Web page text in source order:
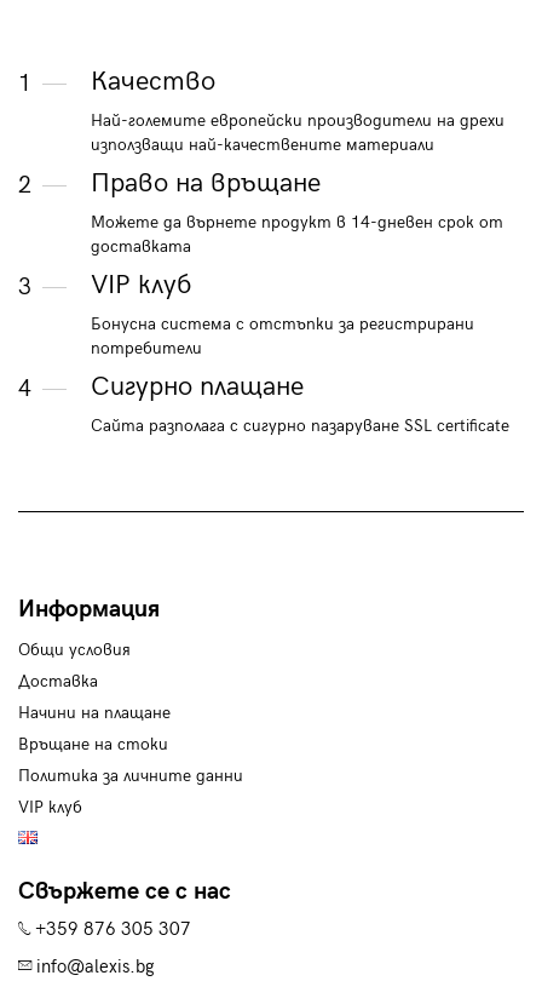
1 Качество
Най-големите европейски производители на дрехи
използващи най-качествените материали
2 Право на връщане
Можете да върнете продукт в 14-дневен срок от
доставката
3 VIP клуб
Бонусна система с отстъпки за регистрирани
потребители
4 Сигурно плащане
Сайта разполага с сигурно пазаруване SSL certificate
Информация
Общи условия
Доставка
Начини на плащане
Връщане на стоки
Политика за личните данни
VIP клуб
Свържете се с нас
+359 876 305 307
info@alexis.bg